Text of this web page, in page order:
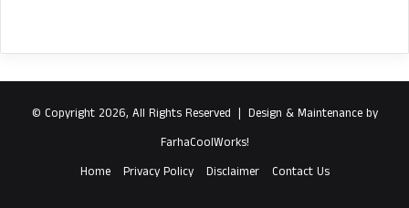
© Copyright 2026, All Rights Reserved | Design & Maintenance by
FarhaCoolWorks!
Home
Privacy Policy Disclaimer Contact Us